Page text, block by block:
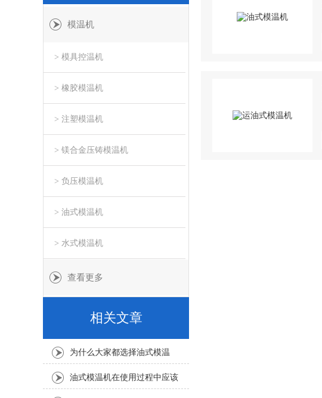
模温机
> 模具控温机
> 橡胶模温机
> 注塑模温机
> 镁合金压铸模温机
> 负压模温机
> 油式模温机
> 水式模温机
查看更多
相关文章
为什么大家都选择油式模温
机，它的温控范围怎么选？
油式模温机在使用过程中应该